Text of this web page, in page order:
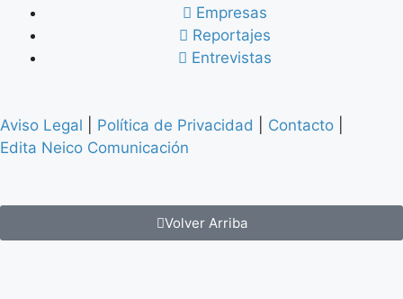
Empresas
Reportajes
Entrevistas
Aviso Legal Política de Privacidad Contacto
Edita Neico Comunicación
Volver Arriba